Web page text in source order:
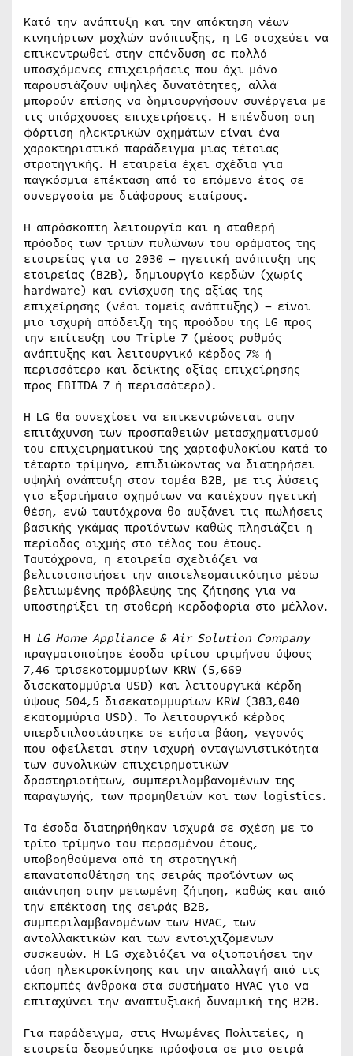
Κατά την ανάπτυξη και την απόκτηση νέων
κινητήριων μοχλών ανάπτυξης, η LG στοχεύει να
επικεντρωθεί στην επένδυση σε πολλά
υποσχόμενες επιχειρήσεις που όχι μόνο
παρουσιάζουν υψηλές δυνατότητες, αλλά
μπορούν επίσης να δημιουργήσουν συνέργεια με
τις υπάρχουσες επιχειρήσεις. Η επένδυση στη
φόρτιση ηλεκτρικών οχημάτων είναι ένα
χαρακτηριστικό παράδειγμα μιας τέτοιας
στρατηγικής. Η εταιρεία έχει σχέδια για
παγκόσμια επέκταση από το επόμενο έτος σε
συνεργασία με διάφορους εταίρους.
Η απρόσκοπτη λειτουργία και η σταθερή
πρόοδος των τριών πυλώνων του οράματος της
εταιρείας για το 2030 – ηγετική ανάπτυξη της
εταιρείας (B2B), δημιουργία κερδών (χωρίς
hardware) και ενίσχυση της αξίας της
επιχείρησης (νέοι τομείς ανάπτυξης) – είναι
μια ισχυρή απόδειξη της προόδου της LG προς
την επίτευξη του Triple 7 (μέσος ρυθμός
ανάπτυξης και λειτουργικό κέρδος 7% ή
περισσότερο και δείκτης αξίας επιχείρησης
προς EBITDA 7 ή περισσότερο).
Η LG θα συνεχίσει να επικεντρώνεται στην
επιτάχυνση των προσπαθειών μετασχηματισμού
του επιχειρηματικού της χαρτοφυλακίου κατά το
τέταρτο τρίμηνο, επιδιώκοντας να διατηρήσει
υψηλή ανάπτυξη στον τομέα Β2Β, με τις λύσεις
για εξαρτήματα οχημάτων να κατέχουν ηγετική
θέση, ενώ ταυτόχρονα θα αυξάνει τις πωλήσεις
βασικής γκάμας προϊόντων καθώς πλησιάζει η
περίοδος αιχμής στο τέλος του έτους.
Ταυτόχρονα, η εταιρεία σχεδιάζει να
βελτιστοποιήσει την αποτελεσματικότητα μέσω
βελτιωμένης πρόβλεψης της ζήτησης για να
υποστηρίξει τη σταθερή κερδοφορία στο μέλλον.
Η LG Home Appliance & Air Solution Company
πραγματοποίησε έσοδα τρίτου τριμήνου ύψους
7,46 τρισεκατομμυρίων KRW (5,669
δισεκατομμύρια USD) και λειτουργικά κέρδη
ύψους 504,5 δισεκατομμυρίων KRW (383,040
εκατομμύρια USD). Το λειτουργικό κέρδος
υπερδιπλασιάστηκε σε ετήσια βάση, γεγονός
που οφείλεται στην ισχυρή ανταγωνιστικότητα
των συνολικών επιχειρηματικών
δραστηριοτήτων, συμπεριλαμβανομένων της
παραγωγής, των προμηθειών και των logistics.
Τα έσοδα διατηρήθηκαν ισχυρά σε σχέση με το
τρίτο τρίμηνο του περασμένου έτους,
υποβοηθούμενα από τη στρατηγική
επανατοποθέτηση της σειράς προϊόντων ως
απάντηση στην μειωμένη ζήτηση, καθώς και από
την επέκταση της σειράς B2B,
συμπεριλαμβανομένων των HVAC, των
ανταλλακτικών και των εντοιχιζόμενων
συσκευών. Η LG σχεδιάζει να αξιοποιήσει την
τάση ηλεκτροκίνησης και την απαλλαγή από τις
εκπομπές άνθρακα στα συστήματα HVAC για να
επιταχύνει την αναπτυξιακή δυναμική της B2B.
Για παράδειγμα, στις Ηνωμένες Πολιτείες, η
εταιρεία δεσμεύτηκε πρόσφατα σε μια σειρά